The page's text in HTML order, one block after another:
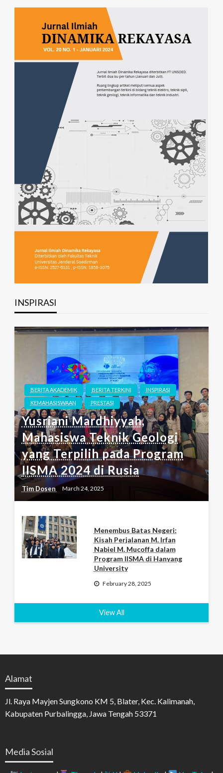
INSPIRASI
BERITA AKADEMIK BERITA TERKINI
INSPIRASI
KEMAHASISWAAN
PRESTASI
Yusriani Mardhiyyah,
Mahasiswa Teknik Geologi
yang Terpilih pada Program
IISMA 2024 di Rusia
Tim Dosen March 24, 2025
Menembus Batas Negeri:
Kisah Perjalanan M. Irfan
Nabiel M. Mucoffa dalam
Program IISMA di Hanyang
University
February 28, 2025
View All
Alamat
Jl. Raya Mayjen Sungkono KM 5, Blater, Kec. Kalimanah,
Kabupaten Purbalingga, Jawa Tengah 53371
Media Sosial